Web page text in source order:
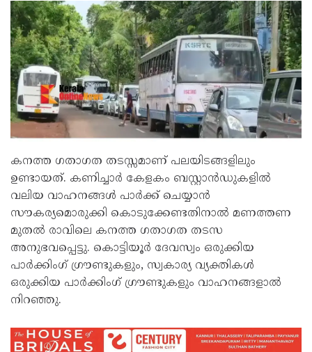
കനത്ത ഗതാഗത തടസ്സമാണ് പലയിടങ്ങളിലും
ഉണ്ടായത്. കണിച്ചാർ കേളകം ബസ്റ്റാൻഡുകളിൽ
വലിയ വാഹനങ്ങൾ പാർക്ക് ചെയ്യാൻ
സൗകര്യമൊരുക്കി കൊടുക്കേണ്ടതിനാൽ മണത്തണ
മുതൽ രാവിലെ കനത്ത ഗതാഗത തടസ
അനുഭവപ്പെട്ടു. കൊട്ടിയൂർ ദേവസ്വം ഒരുക്കിയ
പാർക്കിംഗ് ഗ്രൗണ്ടുകളും, സ്വകാര്യ വ്യക്തികൾ
ഒരുക്കിയ പാർക്കിംഗ് ഗ്രൗണ്ടുകളും വാഹനങ്ങളാൽ
നിറഞ്ഞു.